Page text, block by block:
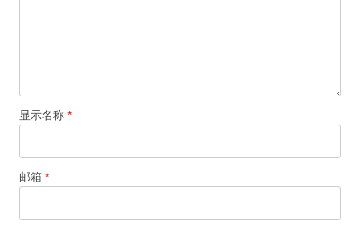
显示名称 *
邮箱 *